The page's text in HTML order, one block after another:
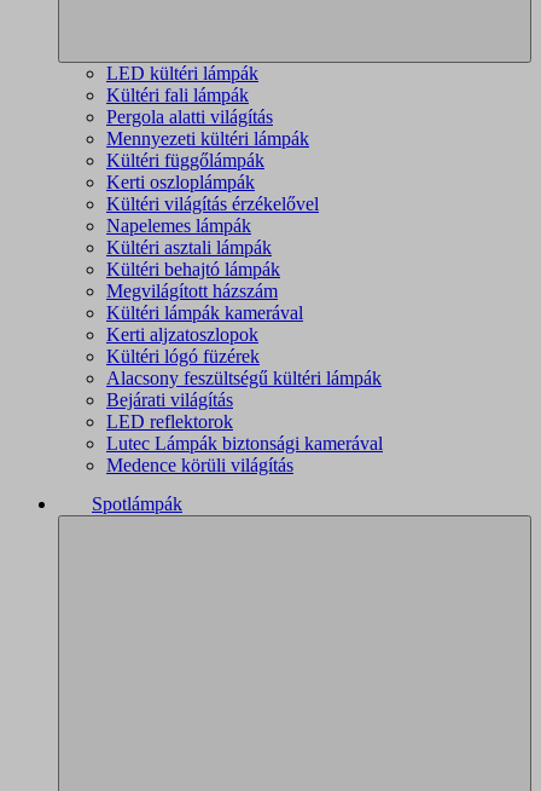
LED kültéri lámpák
Kültéri fali lámpák
Pergola alatti világítás
Mennyezeti kültéri lámpák
Kültéri függőlámpák
Kerti oszloplámpák
Kültéri világítás érzékelővel
Napelemes lámpák
Kültéri asztali lámpák
Kültéri behajtó lámpák
Megvilágított házszám
Kültéri lámpák kamerával
Kerti aljzatoszlopok
Kültéri lógó füzérek
Alacsony feszültségű kültéri lámpák
Bejárati világítás
LED reflektorok
Lutec Lámpák biztonsági kamerával
Medence körüli világítás
Spotlámpák